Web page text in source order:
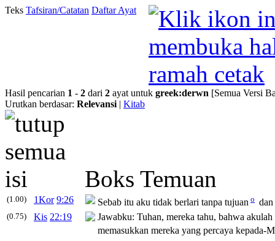
Teks Tafsiran/Catatan Daftar Ayat
Hasil pencarian 1 - 2 dari 2 ayat untuk greek:derwn [Semua Versi
Urutkan berdasar: Relevansi | Kitab
Boks Temuan
(1.00) 1Kor 9:26 Sebab itu aku tidak berlari tanpa tujuan o
(0.75) Kis 22:19
Jawabku: Tuhan, mereka tahu, bahwa
memasukkan mereka yang percaya kepada-